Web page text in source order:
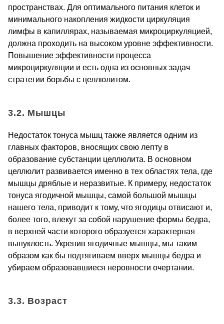
пространствах. Для оптимального питания клеток и
минимального накопления жидкости циркуляция
лимфы в капиллярах, называемая микроциркуляцией,
должна проходить на высоком уровне эффективности.
Повышение эффективности процесса
микроциркуляции и есть одна из основных задач
стратегии борьбы с целлюлитом.
3.2. Мышцы
Недостаток тонуса мышц также является одним из
главных факторов, вносящих свою лепту в
образование субстанции целлюлита. В основном
целлюлит развивается именно в тех областях тела, где
мышцы дряблые и неразвитые. К примеру, недостаток
тонуса ягодичной мышцы, самой большой мышцы
нашего тела, приводит к тому, что ягодицы отвисают и,
более того, влекут за собой нарушение формы бедра,
в верхней части которого образуется характерная
выпуклость. Укрепив ягодичные мышцы, мы таким
образом как бы подтягиваем вверх мышцы бедра и
убираем образовавшиеся неровности очертании.
3.3. Возраст